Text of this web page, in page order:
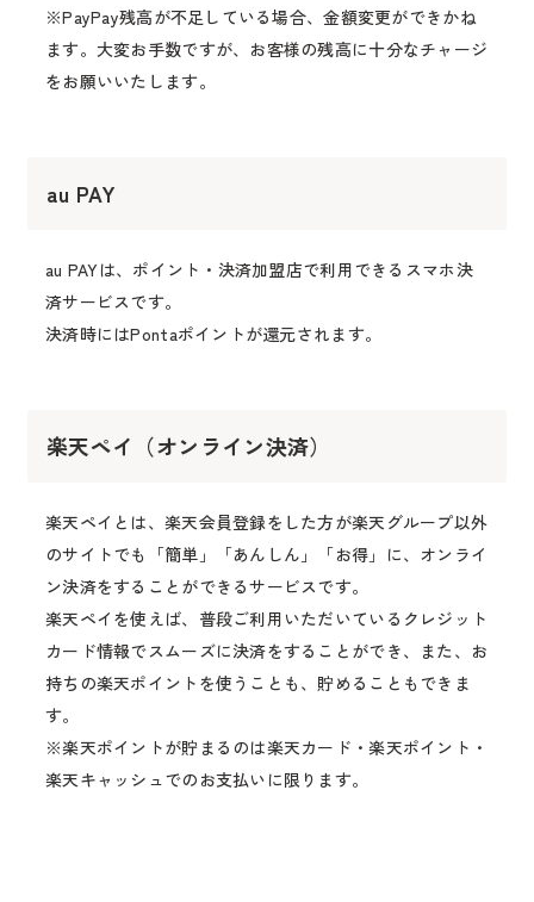
※PayPay残高が不足している場合、金額変更ができかね
ます。大変お手数ですが、お客様の残高に十分なチャージ
をお願いいたします。
au PAY
au PAYは、ポイント・決済加盟店で利用できるスマホ決
済サービスです。
決済時にはPontaポイントが還元されます。
楽天ペイ（オンライン決済）
楽天ペイとは、楽天会員登録をした方が楽天グループ以外
のサイトでも「簡単」「あんしん」「お得」に、オンライ
ン決済をすることができるサービスです。
楽天ペイを使えば、普段ご利用いただいているクレジット
カード情報でスムーズに決済をすることができ、また、お
持ちの楽天ポイントを使うことも、貯めることもできま
す。
※楽天ポイントが貯まるのは楽天カード・楽天ポイント・
楽天キャッシュでのお支払いに限ります。